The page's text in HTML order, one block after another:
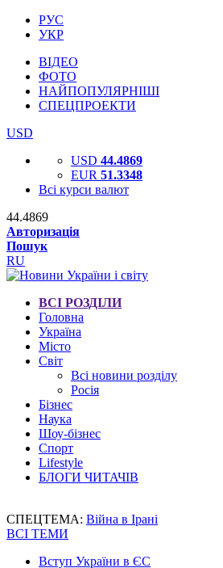
РУС
УКР
ВІДЕО
ФОТО
НАЙПОПУЛЯРНІШІ
СПЕЦПРОЕКТИ
USD
USD 44.4869
EUR 51.3348
Всі курси валют
44.4869
Авторизація
Пошук
RU
ВСІ РОЗДІЛИ
Головна
Україна
Місто
Світ
Всі новини розділу
Росія
Бізнес
Наука
Шоу-бізнес
Спорт
Lifestyle
БЛОГИ ЧИТАЧІВ
СПЕЦТЕМА: Війна в Ірані
ВСІ ТЕМИ
Вступ України в ЄС